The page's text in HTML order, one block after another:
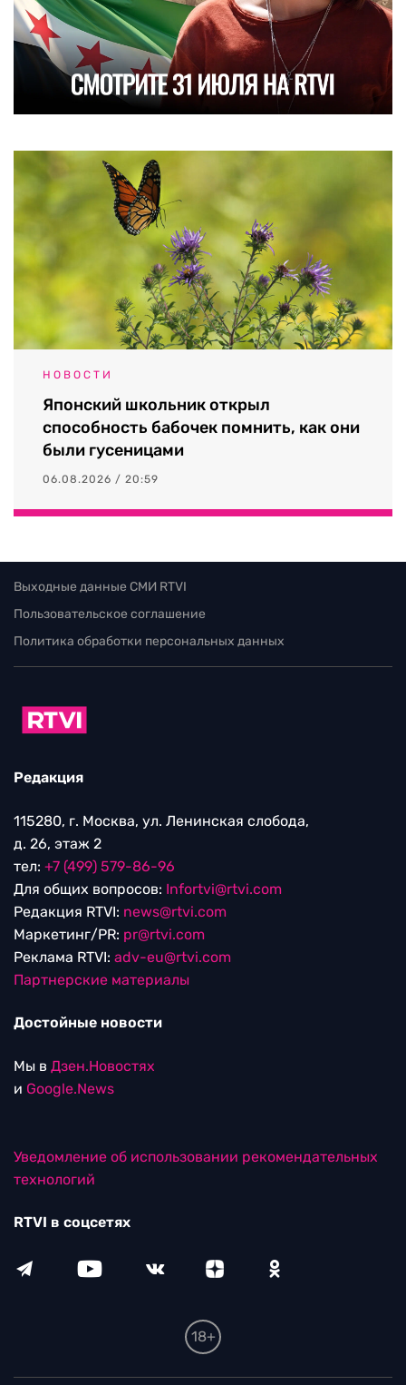
НОВОСТИ
Японский школьник открыл
способность бабочек помнить, как они
были гусеницами
06.08.2026 / 20:59
Выходные данные СМИ RTVI
Пользовательское соглашение
Политика обработки персональных данных
Редакция
115280, г. Москва, ул. Ленинская слобода,
д. 26, этаж 2
тел: +7 (499) 579-86-96
Для общих вопросов: Infortvi@rtvi.com
Редакция RTVI: news@rtvi.com
Маркетинг/PR: pr@rtvi.com
Реклама RTVI: adv-eu@rtvi.com
Партнерские материалы
Достойные новости
Мы в Дзен.Новостях
и Google.News
Уведомление об использовании рекомендательных
технологий
RTVI в соцсетях
18+